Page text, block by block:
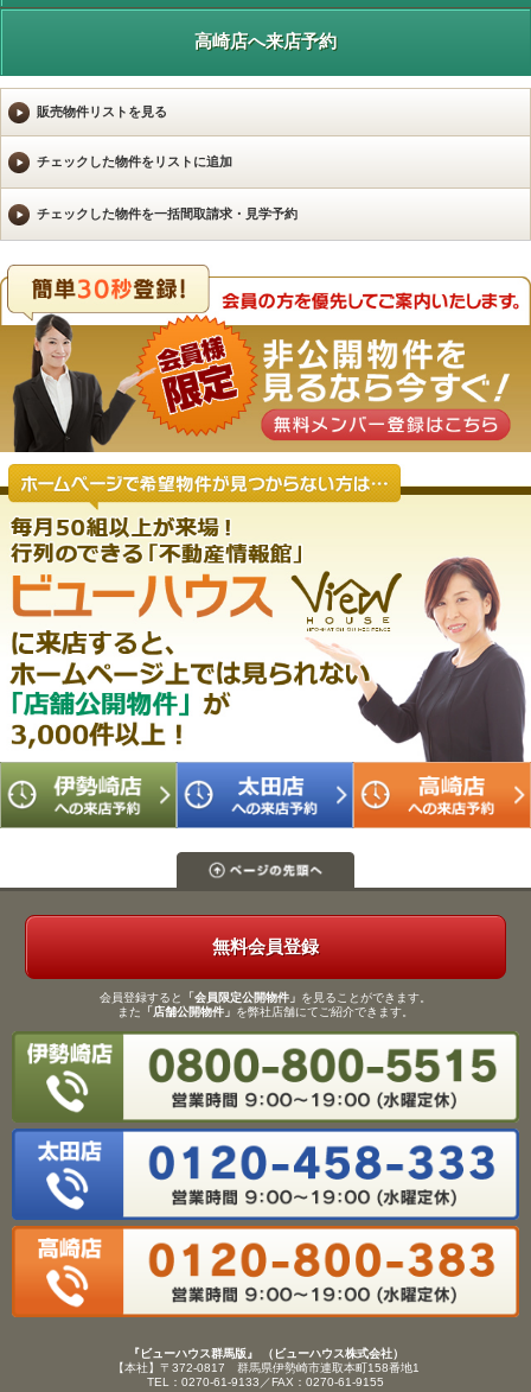
高崎店へ来店予約
販売物件リストを見る
無料会員登録
会員登録すると 「会員限定公開物件」 を見ることができます。
また 「店舗公開物件」 を弊社店舗にてご紹介できます。
『ビューハウス群馬版』 （ビューハウス株式会社）
【本社】〒372-0817 群馬県伊勢崎市連取本町158番地1
TEL：0270-61-9133／FAX：0270-61-9155